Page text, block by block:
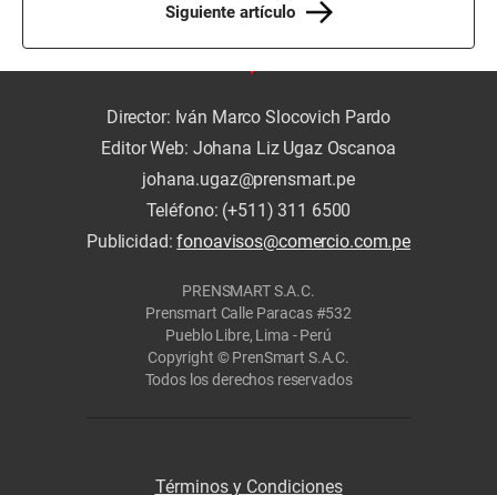
Siguiente artículo
Director: Iván Marco Slocovich Pardo
Editor Web: Johana Liz Ugaz Oscanoa
johana.ugaz@prensmart.pe
Teléfono: (+511) 311 6500
Publicidad:fonoavisos@comercio.com.pe
PRENSMART S.A.C.
Prensmart Calle Paracas #532
Pueblo Libre, Lima - Perú
Copyright © PrenSmart S.A.C.
Todos los derechos reservados
Términos y Condiciones